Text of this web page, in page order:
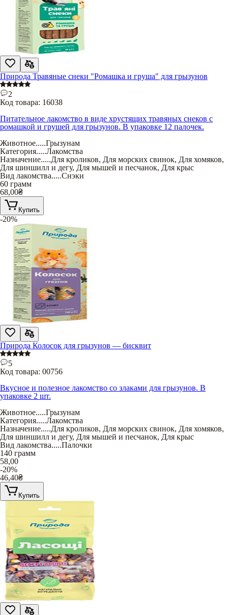
Природа Травяные снеки "Ромашка и груша" для грызунов
2
Код товара: 16038
Питательное лакомство в виде хрустящих травяных снеков с
ромашкой и грушей для грызунов. В упаковке 12 палочек.
Животное.....Грызунам
Категория.....Лакомства
Назначение.....Для кроликов, Для морских свинок, Для хомяков,
Для шиншилл и дегу, Для мышей и песчанок, Для крыс
Вид лакомства.....Снэки
60 грамм
68,00₴
Купить
-20%
Природа Колосок для грызунов — бисквит
5
Код товара: 00756
Вкусное и полезное лакомство со злаками для грызунов. В
упаковке 2 шт.
Животное.....Грызунам
Категория.....Лакомства
Назначение.....Для кроликов, Для морских свинок, Для хомяков,
Для шиншилл и дегу, Для мышей и песчанок, Для крыс
Вид лакомства.....Палочки
140 грамм
58,00
-20%
46,40₴
Купить